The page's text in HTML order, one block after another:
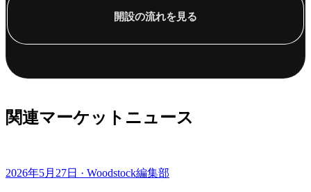
開設の流れを見る
関連マーケットニュース
2026年5月27日 · Woodstock編集部